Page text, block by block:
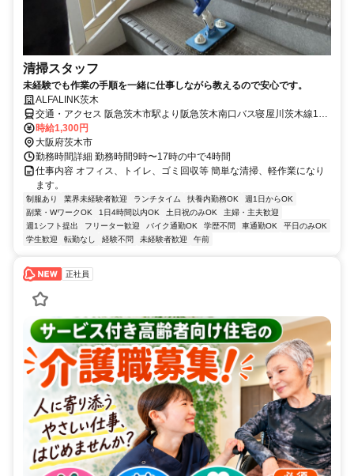
清掃スタッフ
未経験でも作業の手順を一緒に仕事しながら教えるので安心です。
ALFALINK茨木
交通・アクセス 阪急茨木市駅より阪急茨木南口バス寝屋川茨木線12
目垣駅より徒歩12分
時給1,300円
大阪府茨木市
勤務時間詳細 勤務時間9時〜17時の中で4時間
仕事内容 オフィス、トイレ、ゴミ回収等 簡単な清掃、軽作業になり
ます。
制服あり 業界未経験者歓迎 ランチタイム 扶養内勤務OK
週1日からOK
副業・WワークOK
1日4時間以内OK 土日祝のみOK
主婦・主夫歓迎
週1シフト提出
フリーター歓迎 バイク通勤OK 学歴不問 車通勤OK
平日のみOK
学生歓迎
転勤なし 経験不問 未経験者歓迎 午前
正社員